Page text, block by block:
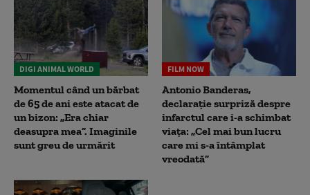
DIGI ANIMAL WORLD
Momentul când un bărbat
de 65 de ani este atacat de
un bizon: „Era chiar
deasupra mea”. Imaginile
sunt greu de urmărit
FILM NOW
Antonio Banderas,
declarație surpriză despre
infarctul care i-a schimbat
viața: „Cel mai bun lucru
care mi s-a întâmplat
vreodată”